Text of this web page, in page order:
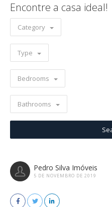
Encontre a casa ideal!
Category
Type
Bedrooms
Bathrooms
Pedro Silva Imóveis
5 DE NOVEMBRO DE 2019